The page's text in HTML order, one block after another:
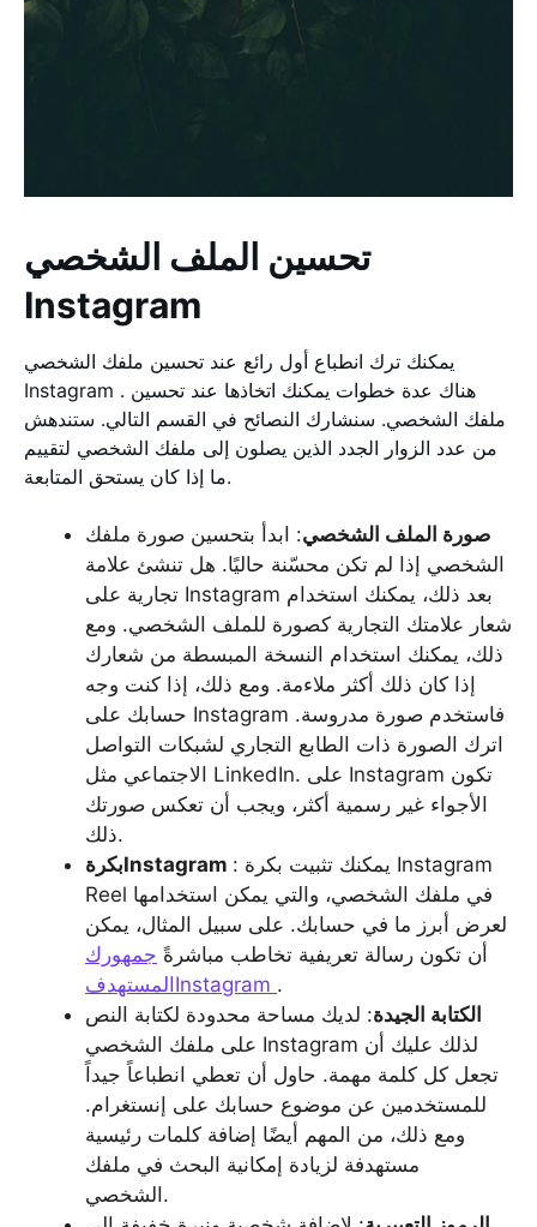
تحسين الملف الشخصي
Instagram
يمكنك ترك انطباع أول رائع عند تحسين ملفك الشخصي
Instagram . هناك عدة خطوات يمكنك اتخاذها عند تحسين
ملفك الشخصي. سنشارك النصائح في القسم التالي. ستندهش
من عدد الزوار الجدد الذين يصلون إلى ملفك الشخصي لتقييم
ما إذا كان يستحق المتابعة.
صورة الملف الشخصي: ابدأ بتحسين صورة ملفك
الشخصي إذا لم تكن محسّنة حاليًا. هل تنشئ علامة
تجارية على Instagram بعد ذلك، يمكنك استخدام
شعار علامتك التجارية كصورة للملف الشخصي. ومع
ذلك، يمكنك استخدام النسخة المبسطة من شعارك
إذا كان ذلك أكثر ملاءمة. ومع ذلك، إذا كنت وجه
حسابك على Instagram فاستخدم صورة مدروسة.
اترك الصورة ذات الطابع التجاري لشبكات التواصل
الاجتماعي مثل LinkedIn. على Instagram تكون
الأجواء غير رسمية أكثر، ويجب أن تعكس صورتك
ذلك.
بكرةInstagram : يمكنك تثبيت بكرة Instagram
Reel في ملفك الشخصي، والتي يمكن استخدامها
لعرض أبرز ما في حسابك. على سبيل المثال، يمكن
أن تكون رسالة تعريفية تخاطب مباشرةً جمهورك
المستهدفInstagram .
الكتابة الجيدة: لديك مساحة محدودة لكتابة النص
على ملفك الشخصي Instagram لذلك عليك أن
تجعل كل كلمة مهمة. حاول أن تعطي انطباعاً جيداً
للمستخدمين عن موضوع حسابك على إنستغرام.
ومع ذلك، من المهم أيضًا إضافة كلمات رئيسية
مستهدفة لزيادة إمكانية البحث في ملفك
الشخصي.